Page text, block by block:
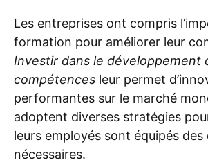
Les entreprises ont compris
formation pour améliorer leur
Investir dans le développement
compétences leur permet
performantes sur le marché
adoptent diverses stratégies
leurs employés sont équipés
nécessaires.